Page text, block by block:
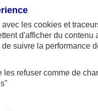
avec les cookies et
d'afficher du contenu
suivre la performance
refuser comme de
"